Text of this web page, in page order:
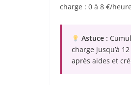
charge : 0 à 8 €/
Astuce :
charge jusqu’à
après aides et